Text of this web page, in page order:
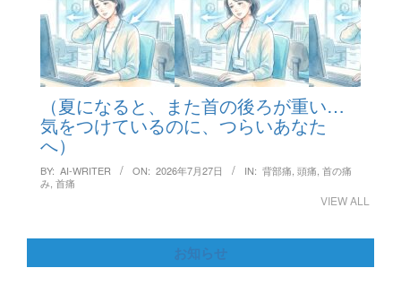
（夏になると、また首の後ろが重い…
気をつけているのに、つらいあなた
へ）
BY: AI-WRITER ON: 2026年7月27日 IN: 背部痛, 頭痛, 首の痛
み, 首痛
VIEW ALL
お知らせ